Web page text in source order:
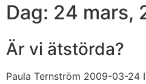
Dag: 24 mars,
Är vi ätstörda?
Paula Ternström 2009-03-24